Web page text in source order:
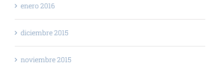
enero 2016
diciembre 2015
noviembre 2015